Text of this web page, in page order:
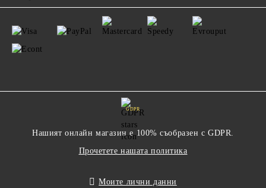
GDPR
Нашият онлайн магазин е 100% съобразен с GDPR.
Прочетете нашата политика
Моите лични данни